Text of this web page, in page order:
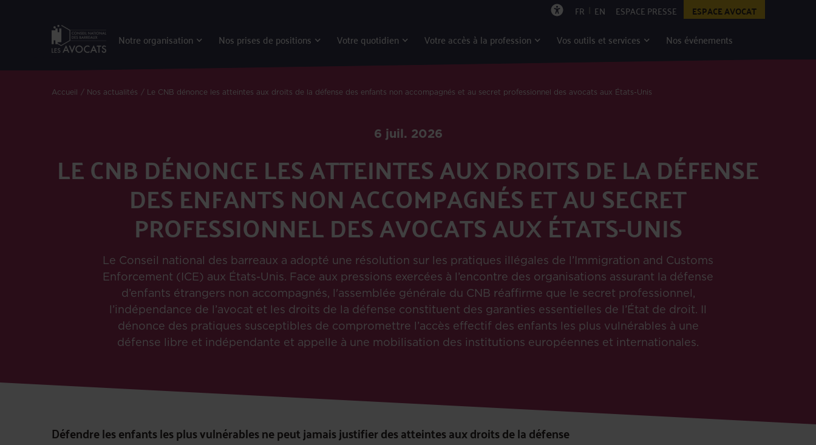
FR EN ESPACE PRESSE ESPACE AVOCAT
Notre organisation Nos prises de positions Votre quotidien Votre accès à la profession Vos outils et services Nos événements
Accueil Nos actualités Le CNB dénonce les atteintes aux droits de la défense des enfants non accompagnés et au secret professionnel des avocats aux États-Unis
6 juil. 2026
LE CNB DÉNONCE LES ATTEINTES AUX DROITS DE LA DÉFENSE
DES ENFANTS NON ACCOMPAGNÉS ET AU SECRET
PROFESSIONNEL DES AVOCATS AUX ÉTATS-UNIS
Le Conseil national des barreaux a adopté une résolution sur les pratiques illégales de l’Immigration and Customs
Enforcement (ICE) aux États-Unis. Face aux pressions exercées à l’encontre des organisations assurant la défense
d’enfants étrangers non accompagnés, l'assemblée générale du CNB réaffirme que le secret professionnel,
l’indépendance de l’avocat et les droits de la défense constituent des garanties essentielles de l’État de droit. Il
dénonce des pratiques susceptibles de compromettre l’accès effectif des enfants les plus vulnérables à une
défense libre et indépendante et appelle à une mobilisation des institutions européennes et internationales.
Défendre les enfants les plus vulnérables ne peut jamais justifier des atteintes aux droits de la défense